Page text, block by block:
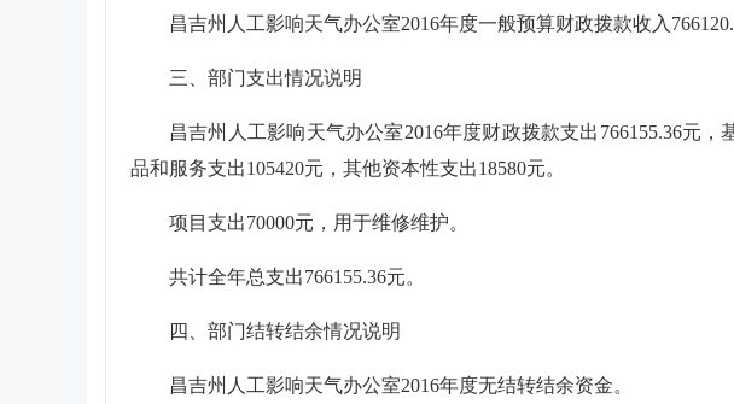
昌吉州人工影响天气办公室2016年度一般预算财政拨款收入
三、部门支出情况说明
昌吉州人工影响天气办公室2016年度财政拨款支出766155.36元
品和服务支出105420元，其他资本性支出18580元。
项目支出70000元，用于维修维护。
共计全年总支出766155.36元。
四、部门结转结余情况说明
昌吉州人工影响天气办公室2016年度无结转结余资金。